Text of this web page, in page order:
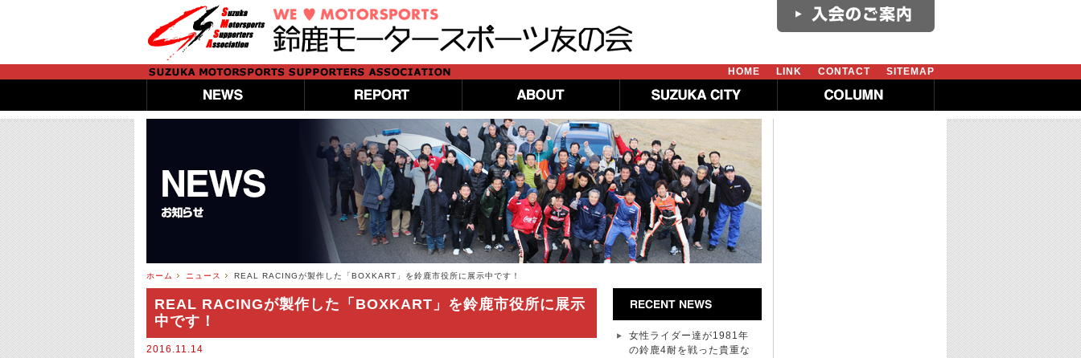
SITEMAP
CONTACT
LINK
HOME
ホーム ニュース REAL RACINGが製作した「BOXKART」を鈴鹿市役所に展示中です！
REAL RACINGが製作した「BOXKART」を鈴鹿市役所に展示
中です！
2016.11.14
女性ライダー達が1981年
の鈴鹿4耐を戦った貴重な